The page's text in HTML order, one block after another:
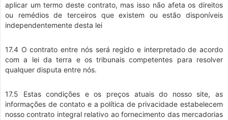
aplicar um termo deste contrato, mas isso não afeta os direitos
ou remédios de terceiros que existem ou estão disponíveis
independentemente desta lei
17.4 O contrato entre nós será regido e interpretado de acordo
com a lei da terra e os tribunais competentes para resolver
qualquer disputa entre nós.
17.5 Estas condições e os preços atuais do nosso site, as
informações de contato e a política de privacidade estabelecem
nosso contrato integral relativo ao fornecimento das mercadorias